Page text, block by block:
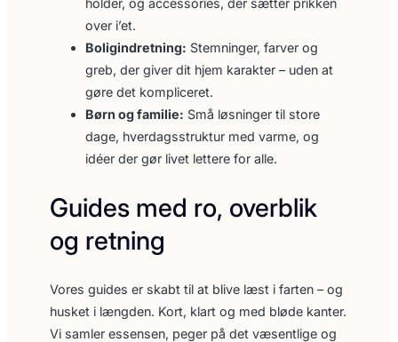
holder, og accessories, der sætter prikken
over i’et.
Boligindretning: Stemninger, farver og
greb, der giver dit hjem karakter – uden at
gøre det kompliceret.
Børn og familie: Små løsninger til store
dage, hverdagsstruktur med varme, og
idéer der gør livet lettere for alle.
Guides med ro, overblik
og retning
Vores guides er skabt til at blive læst i farten – og
husket i længden. Kort, klart og med bløde kanter.
Vi samler essensen, peger på det væsentlige og